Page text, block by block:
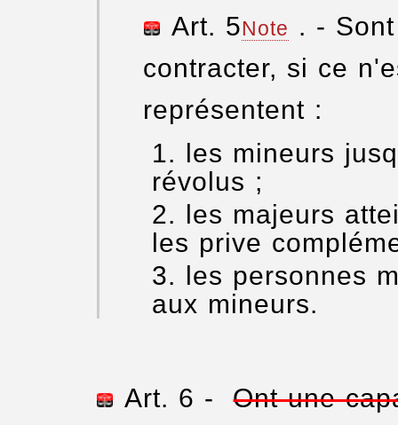
Art. 5Note . -
contracter, si ce
représentent :
les mineurs
révolus ;
les majeurs
les prive
les personnes
aux mineurs.
Art. 6 -Ont une